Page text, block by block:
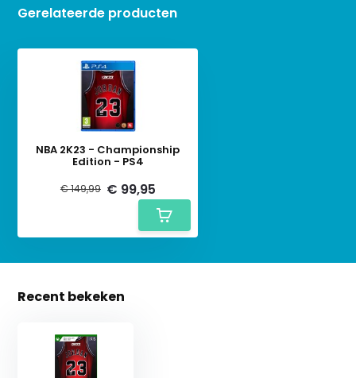
Gerelateerde producten
NBA 2K23 - Championship
Edition - PS4
€ 149,99 € 99,95
Recent bekeken